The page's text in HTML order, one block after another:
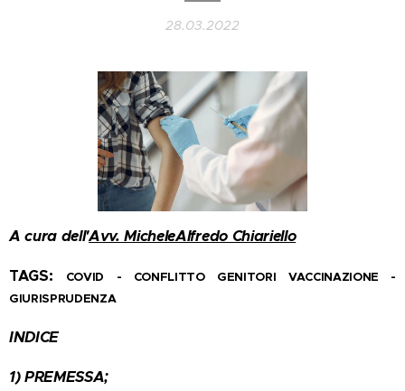
28.03.2022
A cura dell'Avv. MicheleAlfredo Chiariello
TAGS:
COVID - CONFLITTO GENITORI VACCINAZIONE -
GIURISPRUDENZA
INDICE
1) PREMESSA;